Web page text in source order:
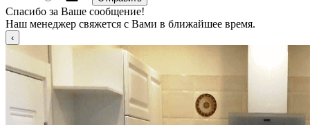
Спасибо за Ваше сообщение!
Наш менеджер свяжется с Вами в ближайшее время.